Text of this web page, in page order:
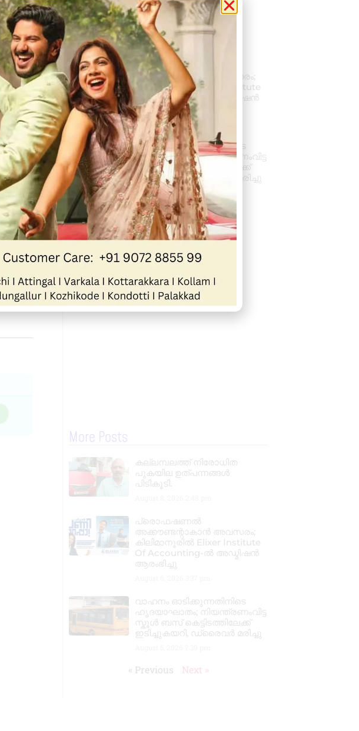
എഫ്
കല്ലമ്പലത്ത് നിരോധിത
പുകയില ഉത്പന്നങ്ങൾ
പിടികൂടി.
August 8, 2026
പ്രൊഫഷണൽ
അക്കൗണ്ടന്റാകാൻ അവസരം;
കിലിമാനൂരിൽ Elixer Institute
Of Accounting-ൽ അഡ്മിഷൻ
ആരംഭിച്ചു
August 6, 20263:37 pm
വാഹനം ഓടിക്കുന്നതിനിടെ
ഹൃദയാഘാതം; നിയന്ത്രണംവിട്ട
സ്കൂൾ ബസ് കെട്ടിടത്തിലേക്ക്
ഇടിച്ചുകയറി, ഡ്രൈവർ മരിച്ചു
August 5, 2026 7:39 pm
« Previous Next »
More Posts
കല്ലമ്പലത്ത് നിരോധിത
പുകയില ഉത്പന്നങ്ങൾ
പിടികൂടി.
പ്രൊഫഷണൽ
അക്കൗണ്ടന്റാകാൻ അവസരം;
കിലിമാനൂരിൽ Elixer Institute
Of Accounting-ൽ അഡ്മിഷൻ
ആരംഭിച്ചു
വാഹനം ഓടിക്കുന്നതിനിടെ
ഹൃദയാഘാതം; നിയന്ത്രണംവിട്ട
സ്കൂൾ ബസ് കെട്ടിടത്തിലേക്ക്
ഇടിച്ചുകയറി, ഡ്രൈവർ മരിച്ചു
« Previous Next »